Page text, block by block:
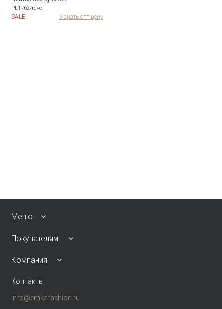
PL1762/reve
SALE Узнать опт цену
Меню
Покупателям
Компания
Контакты
info@emkafashion.ru